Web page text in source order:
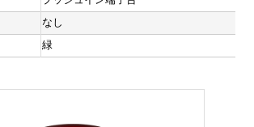
なし
緑